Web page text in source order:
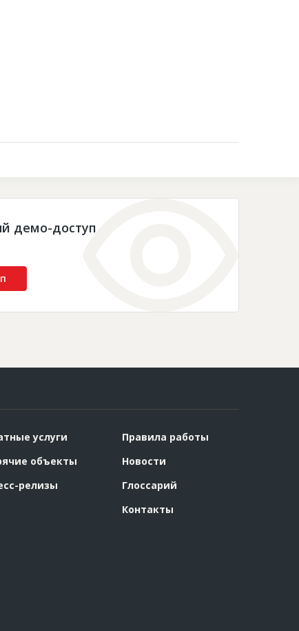
демо-доступ
услуги
объекты
релизы
Правила работы
Новости
Глоссарий
Контакты